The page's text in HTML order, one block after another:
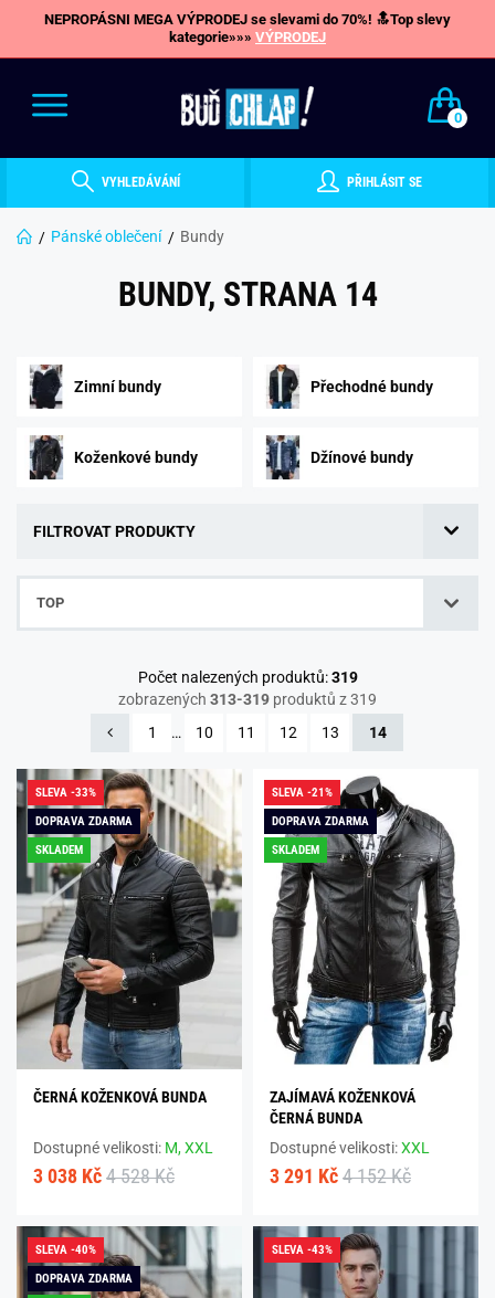
NEPROPÁSNI MEGA VÝPRODEJ se slevami do 70%! 🔝Top slevy
kategorie»»» VÝPRODEJ
0
VYHLEDÁVÁNÍ PŘIHLÁSIT SE
Pánské oblečení Bundy
BUNDY, STRANA 14
Zimní bundy Přechodné bundy
Koženkové bundy Džínové bundy
FILTROVAT PRODUKTY
TOP
Počet nalezených produktů:319
zobrazených 313-319produktů z 319
1
… 10 11 12 13 14
SLEVA -33%
DOPRAVA ZDARMA
SKLADEM
ČERNÁ KOŽENKOVÁ BUNDA
Dostupné velikosti: M,XXL
3 038 Kč 4 528 Kč
SLEVA -21%
DOPRAVA ZDARMA
SKLADEM
ZAJÍMAVÁ KOŽENKOVÁ
ČERNÁ BUNDA
Dostupné velikosti:XXL
3 291 Kč 4 152 Kč
SLEVA -40%
DOPRAVA ZDARMA
SLEVA -43%